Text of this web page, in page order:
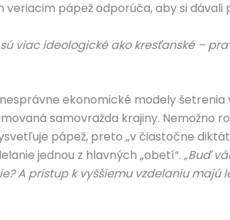
veriacim pápež odporúča, aby si dávali
viac ideologické ako kresťanské –
ekonomické modely šetrenia
samovražda krajiny. Nemožno
pápež, preto „v čiastočne
jednou z hlavných „obetí“. „Buď
A prístup k vyššiemu vzdelaniu majú